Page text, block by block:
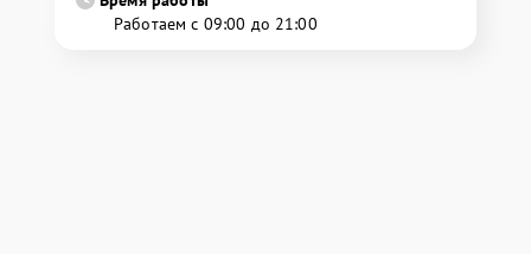
Работаем с 09:00 до 21:00